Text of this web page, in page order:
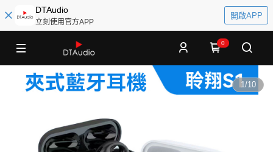
DTAudio
立刻使用官方APP
開啟APP
0
1/10